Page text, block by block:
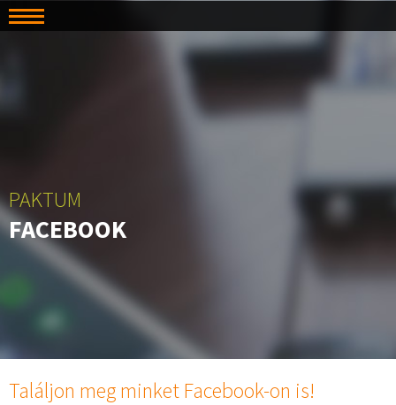
PAKTUM
FACEBOOK
Találjon meg minket Facebook-on is!